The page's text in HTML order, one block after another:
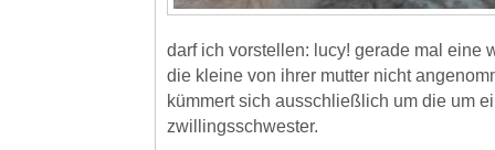
darf ich vorstellen: lucy! gerade mal eine
die kleine von ihrer mutter nicht
kümmert sich ausschließlich um die um
zwillingsschwester.